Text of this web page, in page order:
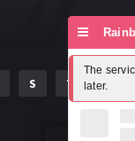
S T U
The
later.